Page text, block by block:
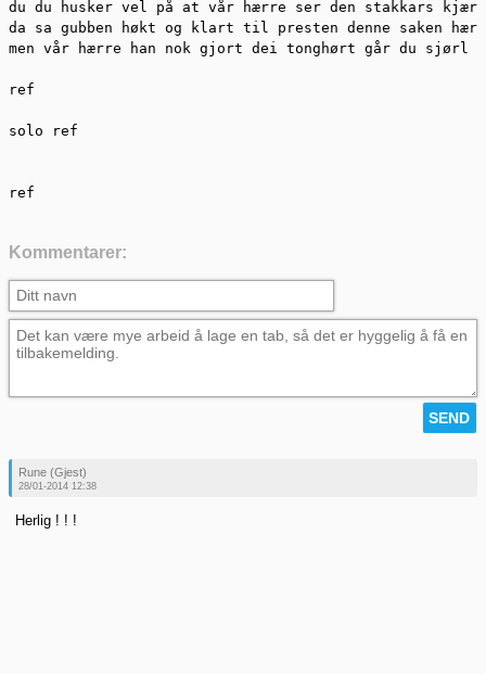
du du husker vel på at vår hærre ser den stakkars
da sa gubben høkt og klart til presten denne saken
men vår hærre han nok gjort dei tonghørt går du
ref
solo ref
ref
Kommentarer:
Rune (Gjest)
28/01-2014 12:38
Herlig ! ! !